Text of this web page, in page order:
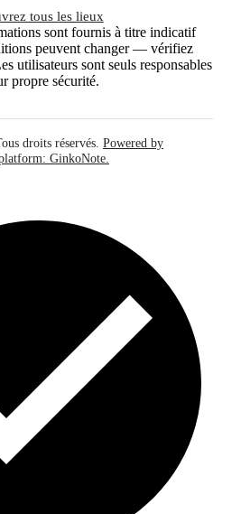
tous les lieux
sont fournis à titre indicatif
peuvent changer — vérifiez
utilisateurs sont seuls responsables
propre sécurité.
droits réservés. Powered by
GinkoNote.